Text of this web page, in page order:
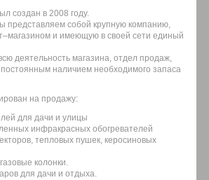
создан в 2008 году.
собой крупную компанию,
и имеющую в своей сети единый
деятельность магазина, отдел продаж,
наличием необходимого запаса
на продажу:
для дачи и улицы
инфракрасных обогревателей
тепловых пушек, керосиновых
колонки.
для дачи и отдыха.